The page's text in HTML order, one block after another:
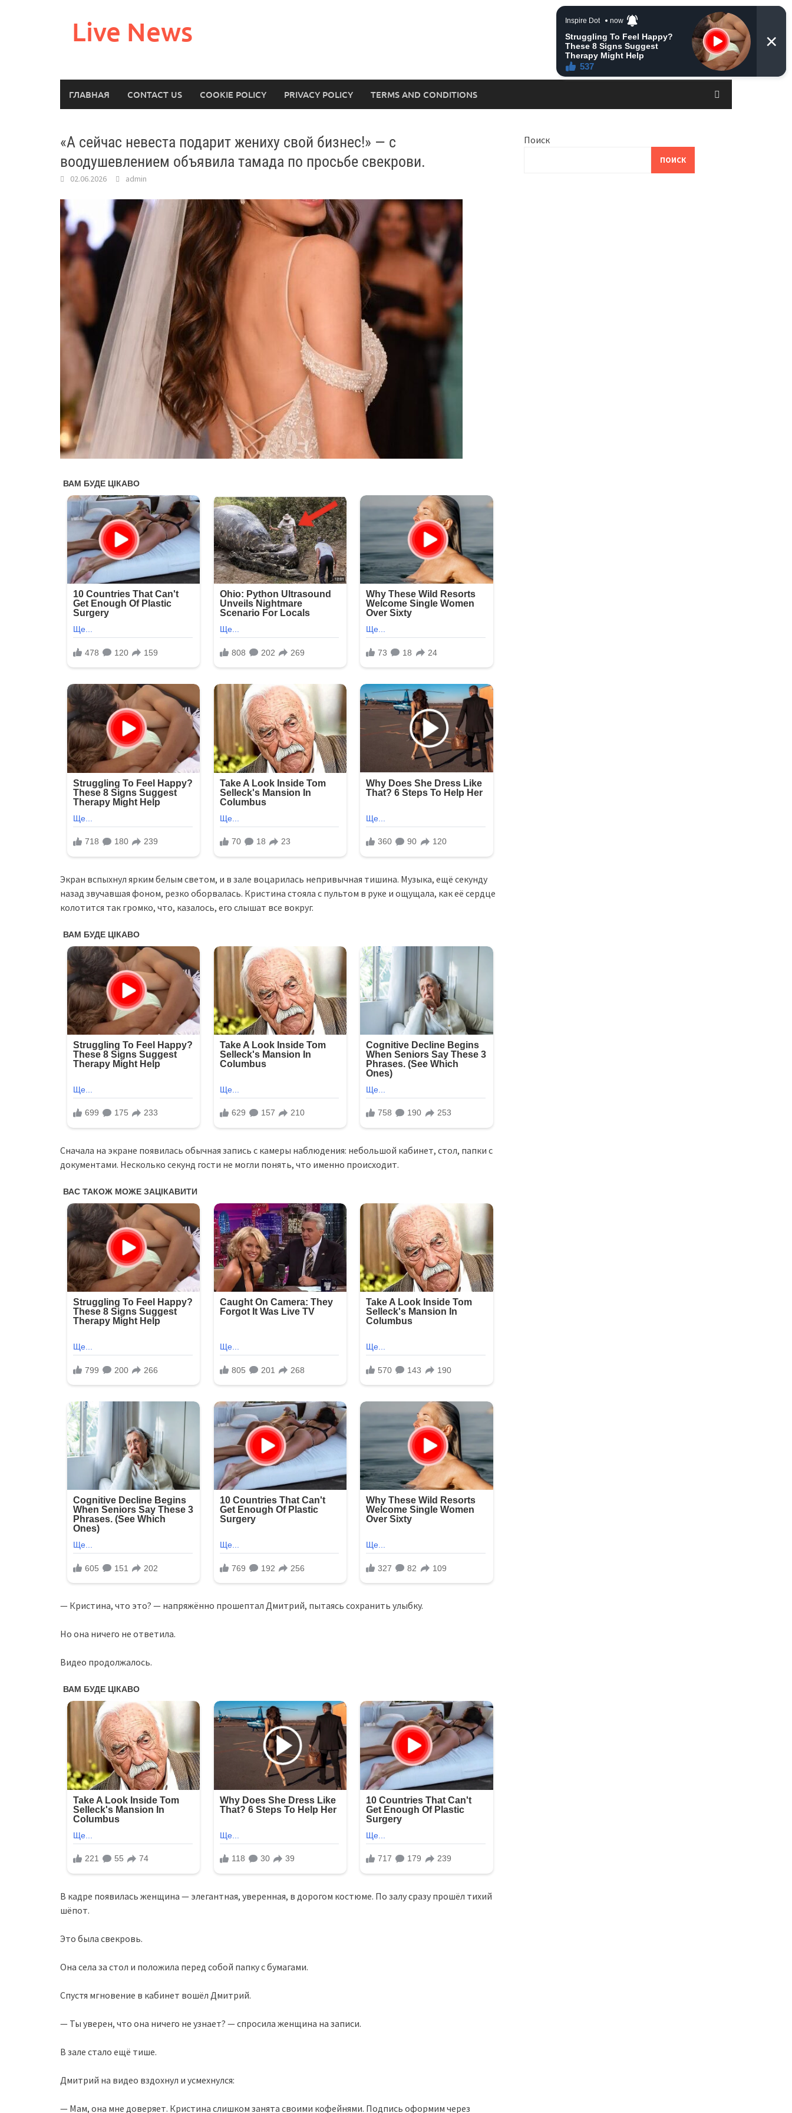
Live News
ГЛАВНАЯ CONTACT US COOKIE POLICY PRIVACY POLICY TERMS AND CONDITIONS
«А сейчас невеста подарит жениху свой бизнес!» — с
воодушевлением объявила тамада по просьбе свекрови.
02.06.2026 admin
Экран вспыхнул ярким белым светом, и в зале воцарилась непривычная тишина. Музыка, ещё секунду
назад звучавшая фоном, резко оборвалась. Кристина стояла с пультом в руке и ощущала, как её сердце
колотится так громко, что, казалось, его слышат все вокруг.
Сначала на экране появилась обычная запись с камеры наблюдения: небольшой кабинет, стол, папки с
документами. Несколько секунд гости не могли понять, что именно происходит.
— Кристина, что это? — напряжённо прошептал Дмитрий, пытаясь сохранить улыбку.
Но она ничего не ответила.
Видео продолжалось.
В кадре появилась женщина — элегантная, уверенная, в дорогом костюме. По залу сразу прошёл тихий
шёпот.
Это была свекровь.
Она села за стол и положила перед собой папку с бумагами.
Спустя мгновение в кабинет вошёл Дмитрий.
— Ты уверен, что она ничего не узнает? — спросила женщина на записи.
В зале стало ещё тише.
Дмитрий на видео вздохнул и усмехнулся:
— Мам, она мне доверяет. Кристина слишком занята своими кофейнями. Подпись оформим через
Поиск
ПОИСК